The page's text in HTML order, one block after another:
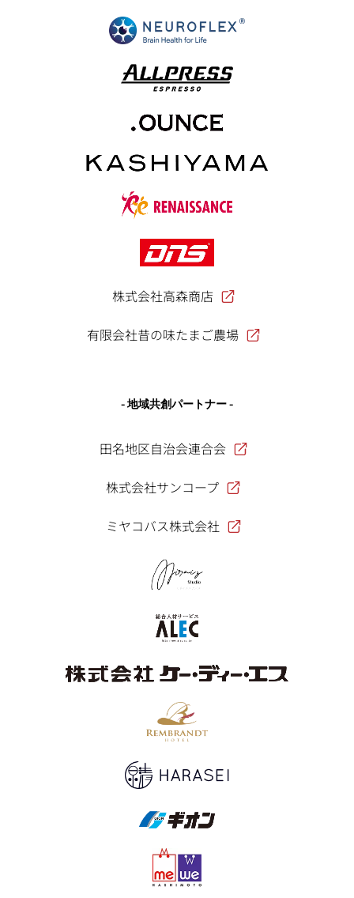
株式会社高森商店
有限会社昔の味たまご農場
- 地域共創パートナー -
田名地区自治会連合会
株式会社サンコープ
ミヤコバス株式会社